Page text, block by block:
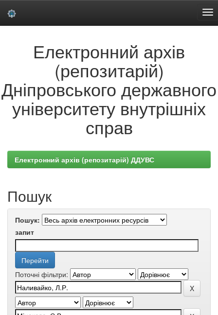
Електронний архів
(репозитарій)
Дніпровського державного
університету внутрішніх
справ
Електронний архів (репозитарій) ДДУВС
Пошук
Пошук:
запит
Поточні фільтри: